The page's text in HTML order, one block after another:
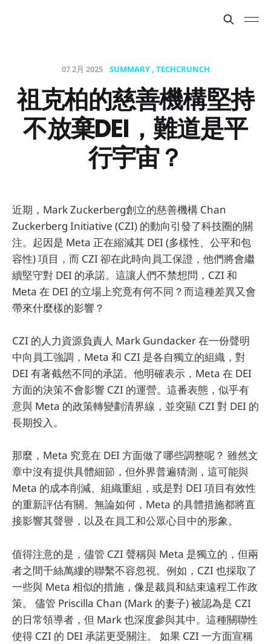
07 2月 2025 SUMMARY TECHCRUNCH
祖克柏的慈善機構堅持
不放棄DEI，難道是平
行宇宙？
近期，Mark Zuckerberg創立的慈善機構 Chan
Zuckerberg Initiative (CZI) 的動向引發了科技圈的關
注。起因是 Meta 正在縮減其 DEI (多樣性、公平和包
容性) 項目，而 CZI 卻在此時向員工保證，他們將會繼
續堅守對 DEI 的承諾。這讓人們不禁想問，CZI 和
Meta 在 DEI 的立場上究竟有何不同？而這種差異又會
帶來什麼樣的影響？
CZI 的人力資源負責人 Mark Gundacker 在一份聲明
中向員工強調，Meta 和 CZI 是各自獨立的組織，對
DEI 有著截然不同的承諾。他明確表示，Meta 在 DEI
方面的決策不會影響 CZI 的運營。這番表態，似乎有
意與 Meta 的政策轉變劃清界線，並突顯 CZI 對 DEI 的
長期投入。
那麼，Meta 究竟在 DEI 方面做了哪些調整呢？ 雖然文
章中沒有提供具體細節，但外界普遍猜測，這可能與
Meta 的成本削減、組織重組，或是對 DEI 項目有效性
的重新評估有關。無論如何，Meta 的具體措施都將直
接影響其聲譽，以及在員工和公眾心目中的形象。
值得注意的是，儘管 CZI 聲稱與 Meta 是獨立的，但兩
者之間千絲萬縷的聯繫不容忽視。例如，CZI 也採取了
一些與 Meta 相似的措施，像是裁員和結束遠程工作政
策。 儘管 Priscilla Chan (Mark 的妻子) 被認為是 CZI
的日常領導者，但 Mark 也深度參與其中。這種關聯性
使得 CZI 的 DEI 承諾更受關注。 如果 CZI 一方面宣稱